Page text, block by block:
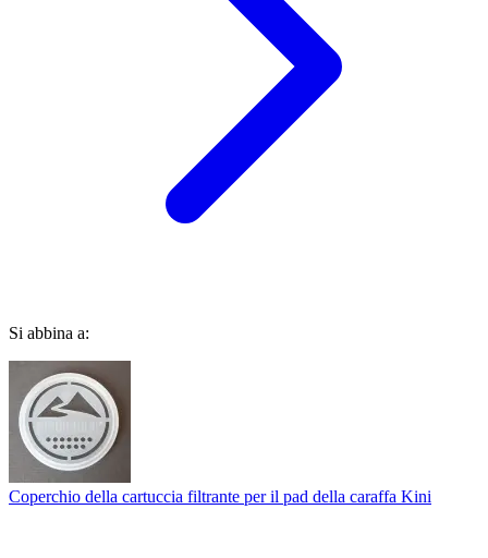
Si abbina a:
Coperchio della cartuccia filtrante per il pad della caraffa Kini